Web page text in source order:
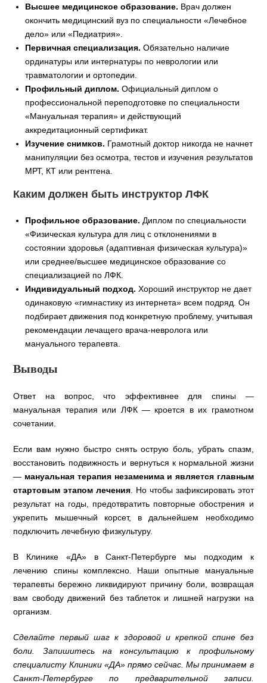
Высшее медицинское образование. Врач должен
окончить медицинский вуз по специальности «Лечебное
дело» или «Педиатрия».
Первичная специализация. Обязательно наличие
ординатуры или интернатуры по неврологии или
травматологии и ортопедии.
Профильный диплом. Официальный диплом о
профессиональной переподготовке по специальности
«Мануальная терапия» и действующий
аккредитационный сертификат.
Изучение снимков. Грамотный доктор никогда не начнет
манипуляции без осмотра, тестов и изучения результатов
МРТ, КТ или рентгена.
Каким должен быть инструктор ЛФК
Профильное образование. Диплом по специальности
«Физическая культура для лиц с отклонениями в
состоянии здоровья (адаптивная физическая культура)»
или среднее/высшее медицинское образование со
специализацией по ЛФК.
Индивидуальный подход. Хороший инструктор не дает
одинаковую «гимнастику из интернета» всем подряд. Он
подбирает движения под конкретную проблему, учитывая
рекомендации лечащего врача-невролога или
мануального терапевта.
Выводы
Ответ на вопрос, что эффективнее для спины —
мануальная терапия или ЛФК — кроется в их грамотном
сочетании.
Если вам нужно быстро снять острую боль, убрать спазм,
восстановить подвижность и вернуться к нормальной жизни
— мануальная терапия незаменима и является главным
стартовым этапом лечения . Но чтобы зафиксировать этот
результат на годы, предотвратить повторные обострения и
укрепить мышечный корсет, в дальнейшем необходимо
подключить лечебную физкультуру.
В Клинике «ДА» в Санкт-Петербурге мы подходим к
лечению спины комплексно. Наши опытные мануальные
терапевты бережно ликвидируют причину боли, возвращая
вам свободу движений без таблеток и лишней нагрузки на
организм.
Сделайте первый шаг к здоровой и крепкой спине без
боли. Запишитесь на консультацию к профильному
специалисту Клиники «ДА» прямо сейчас. Мы принимаем в
Санкт-Петербурге по предварительной записи.